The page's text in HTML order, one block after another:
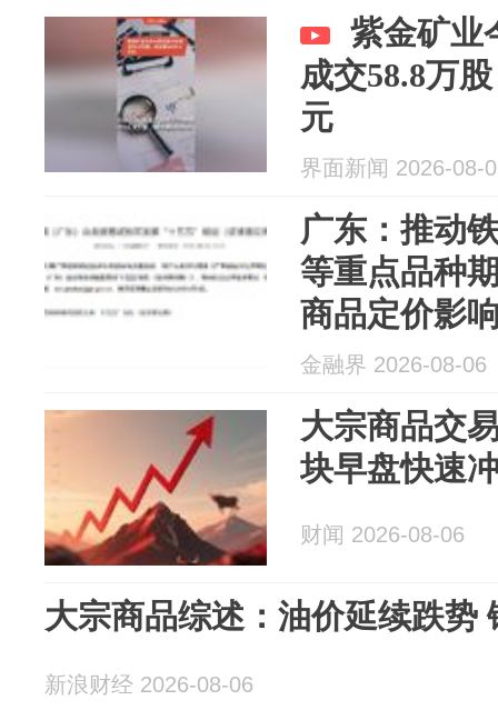
紫金矿业
成交58.8万
元
界面新闻 2026-08-
广东：推动
等重点品种
商品定价影
金融界 2026-08-06
大宗商品交
块早盘快速
财闻 2026-08-06
大宗商品综述：油价延续跌势
新浪财经 2026-08-06